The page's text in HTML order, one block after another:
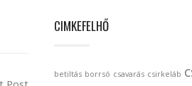
CIMKEFELHŐ
betiltás borrsó csavarás csirkeláb